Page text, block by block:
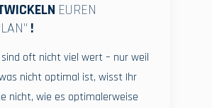
EUREN
!
oft nicht viel wert – nur weil
nicht optimal ist, wisst Ihr
nicht, wie es optimalerweise